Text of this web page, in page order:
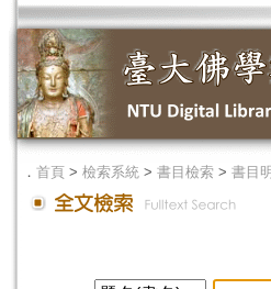
． 首頁 > 檢索系統 > 書目檢索 > 書目